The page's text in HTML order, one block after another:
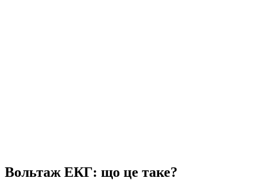
Вольтаж ЕКГ: що це таке?